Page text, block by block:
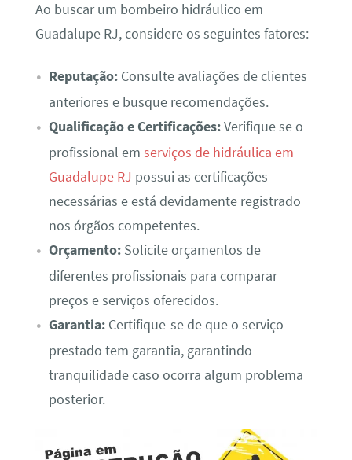
Ao buscar um bombeiro hidráulico em
Guadalupe RJ, considere os seguintes fatores:
Reputação:Consulte avaliações de clientes
anteriores e busque recomendações.
Qualificação e Certificações:Verifique se o
profissional em serviços de hidráulica em
Guadalupe RJ possui as certificações
necessárias e está devidamente registrado
nos órgãos competentes.
Orçamento:Solicite orçamentos de
diferentes profissionais para comparar
preços e serviços oferecidos.
Garantia:Certifique-se de que o serviço
prestado tem garantia, garantindo
tranquilidade caso ocorra algum problema
posterior.